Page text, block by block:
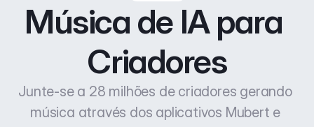
Música de IA para
Criadores
Junte-se a 28 milhões de criadores gerando
música através dos aplicativos Mubert e